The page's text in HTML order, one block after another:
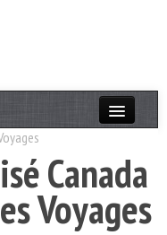
Canada
Voyages